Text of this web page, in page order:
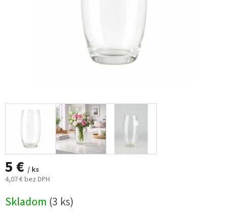
5 € / ks
4,07 € bez DPH
cena:
Skladom (3 ks)